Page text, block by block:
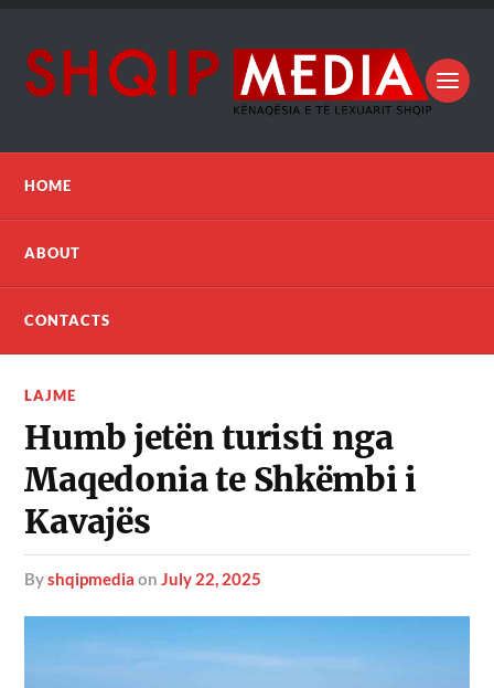
HOME
ABOUT
CONTACTS
LAJME
Humb jetën turisti nga
Maqedonia te Shkëmbi i
Kavajës
byshqipmedia onJuly 22, 2025